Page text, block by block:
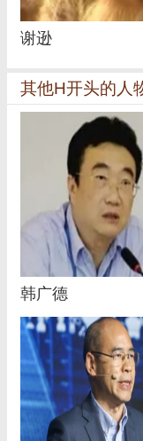
谢逊
其他H开头的人
韩广德